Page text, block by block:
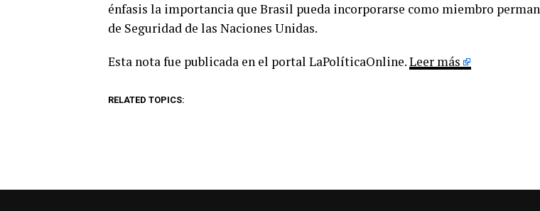
énfasis la importancia que Brasil pueda incorporarse como miembro
de Seguridad de las Naciones Unidas.
Esta nota fue publicada en el portal LaPolíticaOnline.Leer más
RELATED TOPICS: